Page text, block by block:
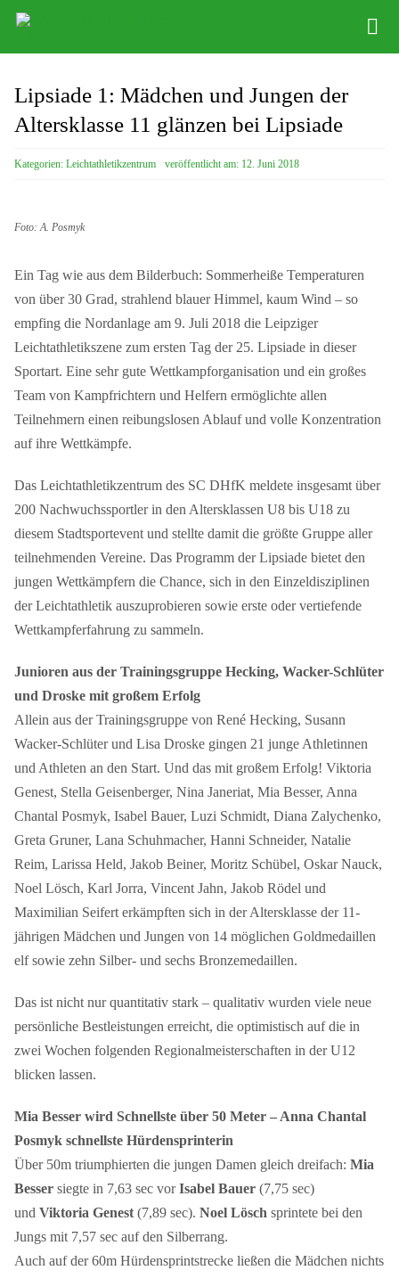
Zum
Leichathletikzentrum
Distance Team
SC DHfK
Lipsiade 1: Mädchen und Jungen der
Altersklasse 11 glänzen bei Lipsiade
Kategorien: Leichtathletikzentrum veröffentlicht am: 12. Juni 2018
Foto: A. Posmyk
Ein Tag wie aus dem Bilderbuch: Sommerheiße Temperaturen
von über 30 Grad, strahlend blauer Himmel, kaum Wind – so
empfing die Nordanlage am 9. Juli 2018 die Leipziger
Leichtathletikszene zum ersten Tag der 25. Lipsiade in dieser
Sportart. Eine sehr gute Wettkampforganisation und ein großes
Team von Kampfrichtern und Helfern ermöglichte allen
Teilnehmern einen reibungslosen Ablauf und volle Konzentration
auf ihre Wettkämpfe.
Das Leichtathletikzentrum des SC DHfK meldete insgesamt über
200 Nachwuchssportler in den Altersklassen U8 bis U18 zu
diesem Stadtsportevent und stellte damit die größte Gruppe aller
teilnehmenden Vereine. Das Programm der Lipsiade bietet den
jungen Wettkämpfern die Chance, sich in den Einzeldisziplinen
der Leichtathletik auszuprobieren sowie erste oder vertiefende
Wettkampferfahrung zu sammeln.
Junioren aus der Trainingsgruppe Hecking, Wacker-Schlüter
und Droske mit großem Erfolg
Allein aus der Trainingsgruppe von René Hecking, Susann
Wacker-Schlüter und Lisa Droske gingen 21 junge Athletinnen
und Athleten an den Start. Und das mit großem Erfolg! Viktoria
Genest, Stella Geisenberger, Nina Janeriat, Mia Besser, Anna
Chantal Posmyk, Isabel Bauer, Luzi Schmidt, Diana Zalychenko,
Greta Gruner, Lana Schuhmacher, Hanni Schneider, Natalie
Reim, Larissa Held, Jakob Beiner, Moritz Schübel, Oskar Nauck,
Noel Lösch, Karl Jorra, Vincent Jahn, Jakob Rödel und
Maximilian Seifert erkämpften sich in der Altersklasse der 11-
jährigen Mädchen und Jungen von 14 möglichen Goldmedaillen
elf sowie zehn Silber- und sechs Bronzemedaillen.
Das ist nicht nur quantitativ stark – qualitativ wurden viele neue
persönliche Bestleistungen erreicht, die optimistisch auf die in
zwei Wochen folgenden Regionalmeisterschaften in der U12
blicken lassen.
Mia Besser wird Schnellste über 50 Meter – Anna Chantal
Posmyk schnellste Hürdensprinterin
Über 50m triumphierten die jungen Damen gleich dreifach: Mia
Bessersiegte in 7,63 sec vorIsabel Bauer(7,75 sec)
und Viktoria Genest(7,89 sec). Noel Lösch sprintete bei den
Jungs mit 7,57 sec auf den Silberrang.
Auch auf der 60m Hürdensprintstrecke ließen die Mädchen nichts